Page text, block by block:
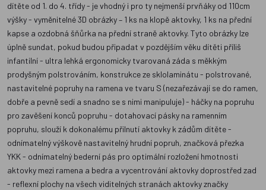
dítěte od 1. do 4. třídy - je vhodný i pro ty nejmenší prvňáky od 110cm
výšky - vyměnitelné 3D obrázky – 1 ks na klopě aktovky, 1 ks na přední
kapse a ozdobná šňůrka na přední straně aktovky. Tyto obrázky lze
úplně sundat, pokud budou připadat v pozdějším věku dítěti příliš
infantilní - ultra lehká ergonomicky tvarovaná záda s měkkým
prodyšným polstrováním, konstrukce ze sklolaminátu - polstrované,
nastavitelné popruhy na ramena ve tvaru S (nezařezávají se do ramen,
dobře a pevně sedí a snadno se s nimi manipuluje) - háčky na popruhu
pro zavěšení konců popruhu - dotahovací pásky na ramenním
popruhu, slouží k dokonalému přilnutí aktovky k zádům dítěte -
odnímatelný výškově nastavitelný hrudní popruh, značková přezka
YKK - odnímatelný bederní pás pro optimální rozložení hmotnosti
aktovky mezi ramena a bedra a vycentrování aktovky doprostřed zad
- reflexní plochy na všech viditelných stranách aktovky značky